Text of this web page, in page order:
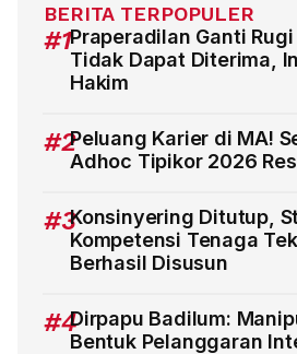
BERITA TERPOPULER
#1Praperadilan Ganti
Tidak Dapat Diterima,
Hakim
#2Peluang Karier di MA!
Adhoc Tipikor 2026
#3Konsinyering Ditutup,
Kompetensi Tenaga
Berhasil Disusun
#4Dirpapu Badilum:
Bentuk Pelanggaran